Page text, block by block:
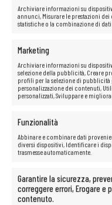
Archiviare informazioni su
annunci, Misurare le prestazioni
statistiche o la combinazione di
Marketing
Archiviare informazioni su
selezione della pubblicità, Creare
profili per la selezione di pubblicità
personalizzazione dei contenuti,
personalizzati, Sviluppare e
Funzionalità
Abbinare e combinare dati
diversi dispositivi, Identificare i
trasmesse automaticamente.
Garantire la sicurezza,
correggere errori, Erogare e
contenuto.
Il set include:
Lenovo G7052
Cavo di